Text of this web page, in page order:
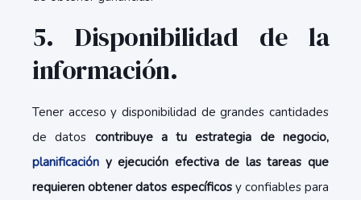
5. Disponibilidad de la
información.
Tener acceso y disponibilidad de grandes cantidades
de datos contribuye a tu estrategia de negocio,
planificación y ejecución efectiva de las tareas que
requieren obtener datos específicosy confiables para